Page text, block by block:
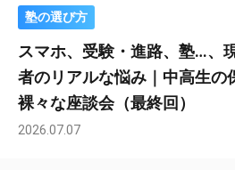
塾の選び方
スマホ、受験・進路、塾…、
者のリアルな悩み｜中高生の
裸々な座談会（最終回）
2026.07.07